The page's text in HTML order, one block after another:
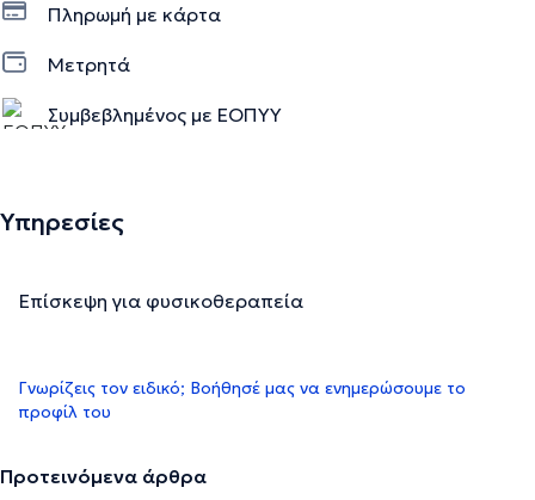
Πληρωμή με κάρτα
Μετρητά
Συμβεβλημένος με ΕΟΠΥΥ
Υπηρεσίες
Επίσκεψη για φυσικοθεραπεία
Γνωρίζεις τον ειδικό; Βοήθησέ μας να ενημερώσουμε το
προφίλ του
Προτεινόμενα άρθρα